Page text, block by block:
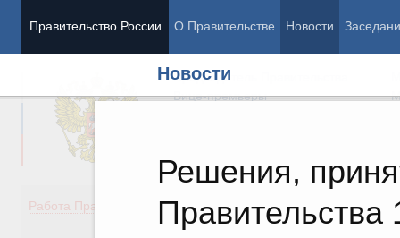
Правительство России О Правительстве Новости
Новости
Решения,
Правительства
Председатель Правительства
Вице-премьеры
Работа Правительства
Демография
Здоровье